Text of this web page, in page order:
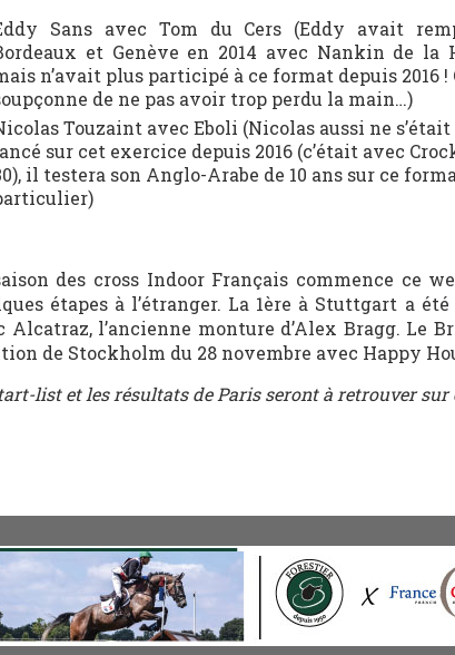
Sans avec Tom du Cers (Eddy avait
et Genève en 2014 avec Nankin de la
n’avait plus participé à ce format depuis 2016 !
de ne pas avoir trop perdu la main…)
Touzaint avec Eboli (Nicolas aussi ne
sur cet exercice depuis 2016 (c’était avec
il testera son Anglo-Arabe de 10 ans sur ce
des cross Indoor Français commence ce
étapes à l’étranger. La 1ère à Stuttgart a
Alcatraz, l’ancienne monture d’Alex Bragg.
de Stockholm du 28 novembre avec Happy
list et les résultats de Paris seront à retrouver sur